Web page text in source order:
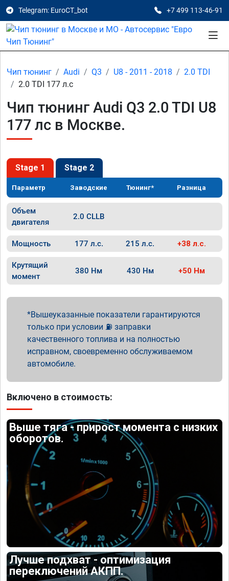
Telegram: EuroCT_bot +7 499 113-46-91
Чип тюнинг Audi Q3 U8 - 2011 - 2018
2.0 TDI
2.0 TDI 177 л.с
Чип тюнинг Audi Q3 2.0 TDI U8
177 лс в Москве.
Stage 1 Stage 2
Параметр Заводские Тюнинг* Разница
Объем
двигателя
2.0 CLLB
Мощность 177 л.с. 215 л.с. +38 л.с.
Крутящий
момент
380 Нм 430 Нм +50 Нм
Вышеуказанные показатели гарантируются
только при условии ⛽ заправки
качественного топлива и на полностью
исправном, своевременно обслуживаемом
автомобиле.
Включено в стоимость:
Выше тяга - прирост момента с низких
оборотов.
Лучше подхват - оптимизация
переключений АКПП.